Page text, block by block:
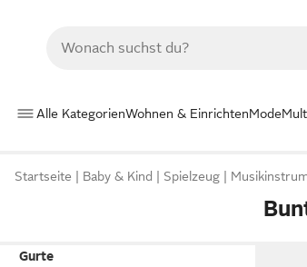
Alle KategorienWohnen & EinrichtenMode
Startseite Baby & Kind Spielzeug
Gurte